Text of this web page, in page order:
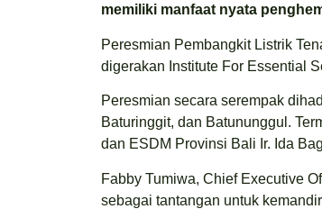
memiliki manfaat nyata
Peresmian Pembangkit Listrik
digerakan Institute For Essential
Peresmian secara serempak
Baturinggit, dan Batununggul.
dan ESDM Provinsi Bali Ir. Ida
Fabby Tumiwa, Chief Executive
sebagai tantangan untuk